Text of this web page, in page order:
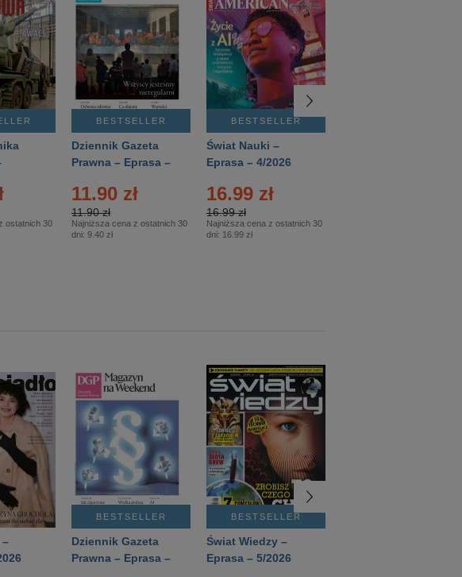
ostatnich 30
BESTSELLER
Dziennik Gazeta
Prawna – Eprasa –
11.90 zł
11.90 zł
Najniższa cena z ostatnich 30
dni: 9.40 zł
BESTSELLER
Świat Nauki –
Eprasa – 4/2026
16.99 zł
16.99 zł
Najniższa cena z ostatnich 30
dni: 16.99 zł
–
BESTSELLER
Dziennik Gazeta
Prawna – Eprasa –
BESTSELLER
Świat Wiedzy –
Eprasa – 5/2026